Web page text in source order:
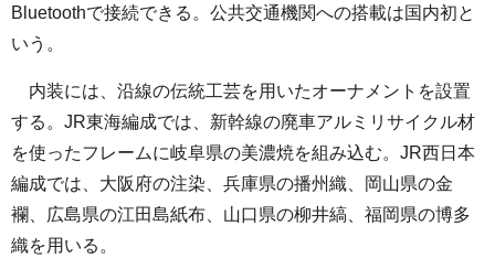
Bluetoothで接続できる。公共交通機関への搭載は国内初と
いう。
内装には、沿線の伝統工芸を用いたオーナメントを設置
する。JR東海編成では、新幹線の廃車アルミリサイクル材
を使ったフレームに岐阜県の美濃焼を組み込む。JR西日本
編成では、大阪府の注染、兵庫県の播州織、岡山県の金
襴、広島県の江田島紙布、山口県の柳井縞、福岡県の博多
織を用いる。